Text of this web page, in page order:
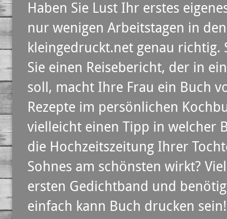
Haben Sie Lust Ihr erstes
nur wenigen Arbeitstagen in
kleingedruckt.net genau
Sie einen Reisebericht, der in
soll, macht Ihre Frau ein Buch
Rezepte im persönlichen
vielleicht einen Tipp in welcher
die Hochzeitszeitung Ihrer
Sohnes am schönsten wirkt?
ersten Gedichtband und
einfach kann Buch drucken sein!